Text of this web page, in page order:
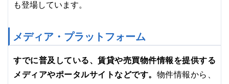
も登場しています。
メディア・プラットフォーム
すでに普及している、賃貸や売買物件情報を提供する
メディアやポータルサイトなどです。 物件情報から、